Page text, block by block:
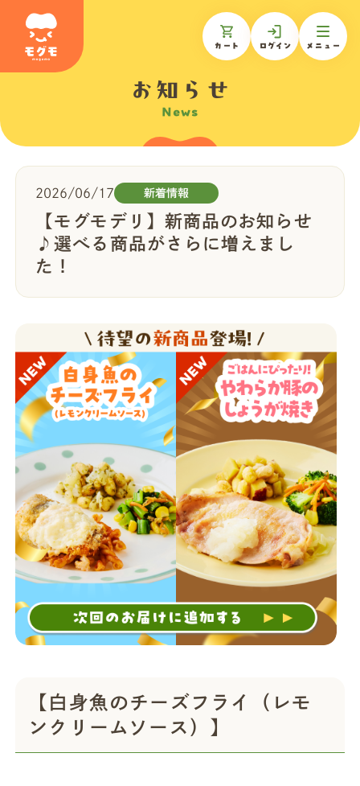
カート ログイン メニュー
ギフトを贈る
お客様の声
店舗一覧
法人・ビジネスの方へ
モグモマガジン
今すぐお得に始める
お知らせ
News
2026/06/17 新着情報
【モグモデリ】新商品のお知らせ
♪選べる商品がさらに増えまし
た！
【白身魚のチーズフライ（レモ
ンクリームソース）】